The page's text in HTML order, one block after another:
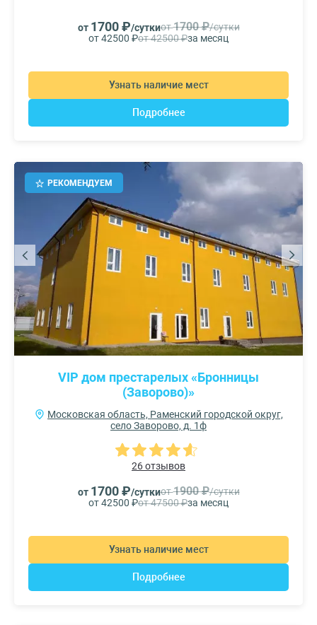
от 1700 ₽/суткиот1700 ₽/сутки
от 42500 ₽от 42500 ₽за месяц
Узнать наличие мест
Подробнее
РЕКОМЕНДУЕМ
VIP дом престарелых «Бронницы
(Заворово)»
Московская область, Раменский городской округ,
село Заворово, д. 1ф
26 отзывов
от 1700 ₽/суткиот1900 ₽/сутки
от 42500 ₽от 47500 ₽за месяц
Узнать наличие мест
Подробнее